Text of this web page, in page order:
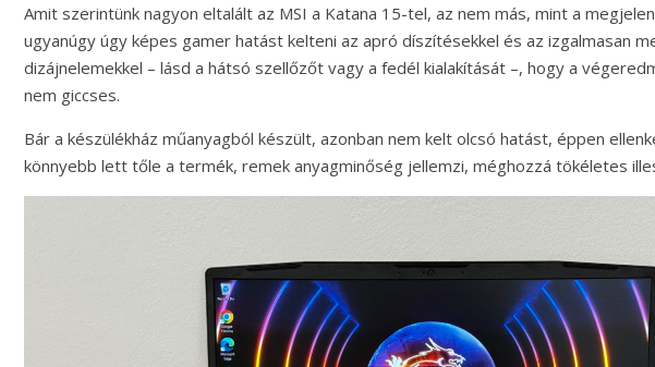
Amit szerintünk nagyon eltalált az MSI a Katana 15-tel, az nem más, mint a
ugyanúgy úgy képes gamer hatást kelteni az apró díszítésekkel és az izgalmasan
dizájnelemekkel – lásd a hátsó szellőzőt vagy a fedél kialakítását –, hogy a
nem giccses.
Bár a készülékház műanyagból készült, azonban nem kelt olcsó hatást, éppen
könnyebb lett tőle a termék, remek anyagminőség jellemzi, méghozzá tökéletes